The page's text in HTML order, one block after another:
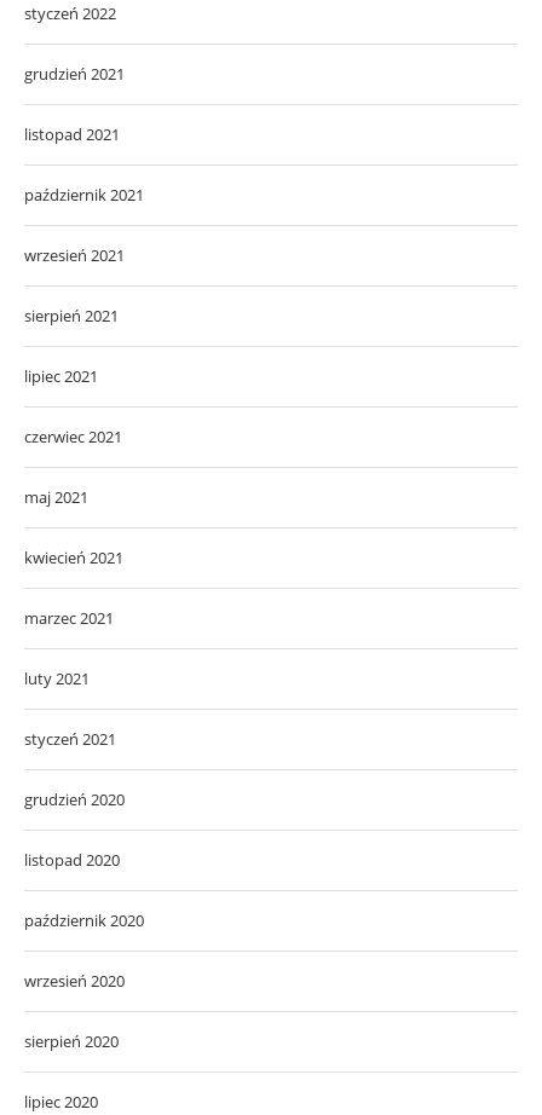
styczeń 2022
grudzień 2021
listopad 2021
październik 2021
wrzesień 2021
sierpień 2021
lipiec 2021
czerwiec 2021
maj 2021
kwiecień 2021
marzec 2021
luty 2021
styczeń 2021
grudzień 2020
listopad 2020
październik 2020
wrzesień 2020
sierpień 2020
lipiec 2020